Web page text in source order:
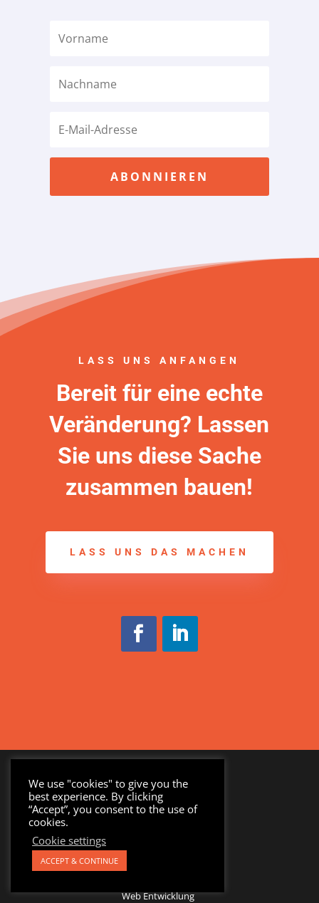
ABONNIEREN
LASS UNS ANFANGEN
Bereit für eine echte
Veränderung? Lassen
Sie uns diese Sache
zusammen bauen!
LASS UNS DAS MACHEN
Quicklinks
Dienstleistungen
Pay-Per-Click-Werbung
Digital Marketing Beratung
Web Entwicklung
We use "cookies" to give you the
best experience. By clicking
“Accept”, you consent to the use of
cookies.
Cookie settings
ACCEPT & CONTINUE